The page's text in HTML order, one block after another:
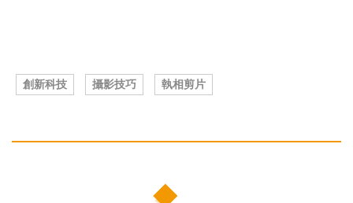
創新科技 攝影技巧 執相剪片